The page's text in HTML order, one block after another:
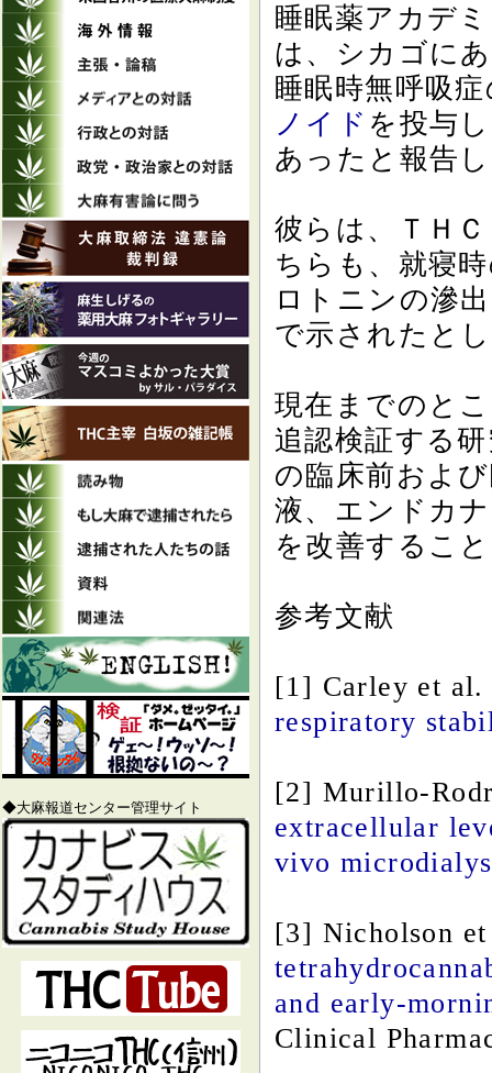
◆大麻報道センター管理サイト
睡眠薬アカデ
は、シカゴに
睡眠時無呼吸
ノイド を投与
あったと報告
彼らは、ＴＨ
ちらも、就寝
ロトニンの滲
で示されたと
現在までのと
追認検証する
の臨床前およ
液、エンドカ
を改善するこ
参考文献
[1] Carley et
respiratory
[2] Murillo-
extracellular
vivo
[3] Nicholson
and early-
Clinical